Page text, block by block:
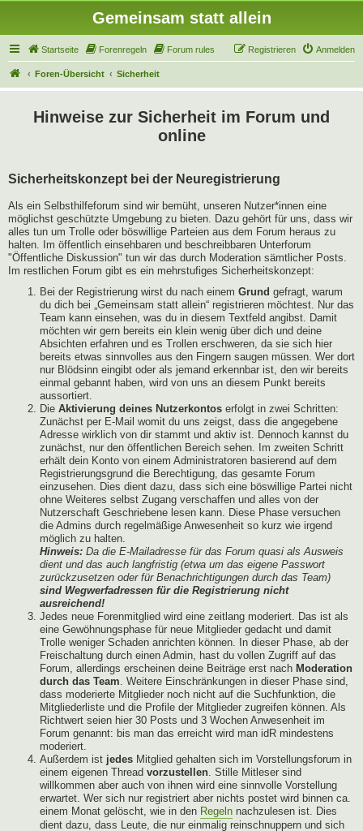
Gemeinsam statt allein
Startseite Forenregeln Forum rules Anmelden
Registrieren
Foren-Übersicht Sicherheit
Hinweise zur Sicherheit im Forum und
online
Sicherheitskonzept bei der Neuregistrierung
Als ein Selbsthilfeforum sind wir bemüht, unseren Nutzer*innen eine
möglichst geschützte Umgebung zu bieten. Dazu gehört für uns, dass wir
alles tun um Trolle oder böswillige Parteien aus dem Forum heraus zu
halten. Im öffentlich einsehbaren und beschreibbaren Unterforum
"Öffentliche Diskussion" tun wir das durch Moderation sämtlicher Posts.
Im restlichen Forum gibt es ein mehrstufiges Sicherheitskonzept:
Bei der Registrierung wirst du nach einem Grund gefragt, warum
du dich bei „Gemeinsam statt allein“ registrieren möchtest. Nur das
Team kann einsehen, was du in diesem Textfeld angibst. Damit
möchten wir gern bereits ein klein wenig über dich und deine
Absichten erfahren und es Trollen erschweren, da sie sich hier
bereits etwas sinnvolles aus den Fingern saugen müssen. Wer dort
nur Blödsinn eingibt oder als jemand erkennbar ist, den wir bereits
einmal gebannt haben, wird von uns an diesem Punkt bereits
aussortiert.
Die Aktivierung deines Nutzerkontos erfolgt in zwei Schritten:
Zunächst per E-Mail womit du uns zeigst, dass die angegebene
Adresse wirklich von dir stammt und aktiv ist. Dennoch kannst du
zunächst, nur den öffentlichen Bereich sehen. Im zweiten Schritt
erhält dein Konto von einem Administratoren basierend auf dem
Registrierungsgrund die Berechtigung, das gesamte Forum
einzusehen. Dies dient dazu, dass sich eine böswillige Partei nicht
ohne Weiteres selbst Zugang verschaffen und alles von der
Nutzerschaft Geschriebene lesen kann. Diese Phase versuchen
die Admins durch regelmäßige Anwesenheit so kurz wie irgend
möglich zu halten.
Hinweis: Da die E-Mailadresse für das Forum quasi als Ausweis
dient und das auch langfristig (etwa um das eigene Passwort
zurückzusetzen oder für Benachrichtigungen durch das Team)
sind Wegwerfadressen für die Registrierung nicht
ausreichend!
Jedes neue Forenmitglied wird eine zeitlang moderiert. Das ist als
eine Gewöhnungsphase für neue Mitglieder gedacht und damit
Trolle weniger Schaden anrichten können. In dieser Phase, ab der
Freischaltung durch einen Admin, hast du vollen Zugriff auf das
Forum, allerdings erscheinen deine Beiträge erst nach Moderation
durch das Team. Weitere Einschränkungen in dieser Phase sind,
dass moderierte Mitglieder noch nicht auf die Suchfunktion, die
Mitgliederliste und die Profile der Mitglieder zugreifen können. Als
Richtwert seien hier 30 Posts und 3 Wochen Anwesenheit im
Forum genannt: bis man das erreicht wird man idR mindestens
moderiert.
Außerdem ist jedes Mitglied gehalten sich im Vorstellungsforum in
einem eigenen Thread vorzustellen. Stille Mitleser sind
willkommen aber auch von ihnen wird eine sinnvolle Vorstellung
erwartet. Wer sich nur registriert aber nichts postet wird binnen ca.
einem Monat gelöscht, wie in den Regeln nachzulesen ist. Dies
dient dazu, dass Leute, die nur einmalig reinschnuppern und sich